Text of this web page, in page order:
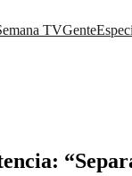
TVGente